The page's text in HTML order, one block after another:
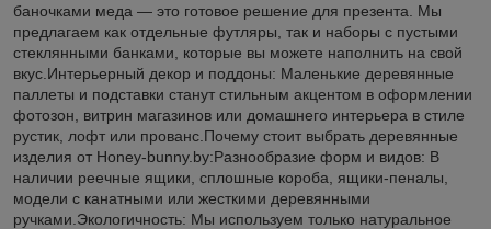
баночками меда — это готовое решение для презента. Мы
предлагаем как отдельные футляры, так и наборы с пустыми
стеклянными банками, которые вы можете наполнить на свой
вкус.Интерьерный декор и поддоны: Маленькие деревянные
паллеты и подставки станут стильным акцентом в оформлении
фотозон, витрин магазинов или домашнего интерьера в стиле
рустик, лофт или прованс.Почему стоит выбрать деревянные
изделия от Honey-bunny.by:Разнообразие форм и видов: В
наличии реечные ящики, сплошные короба, ящики-пеналы,
модели с канатными или жесткими деревянными
ручками.Экологичность: Мы используем только натуральное